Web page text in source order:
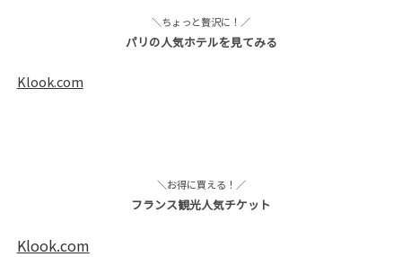
＼ちょっと贅沢に！／
パリの人気ホテルを見てみる
Klook.com
＼お得に買える！／
フランス観光人気チケット
Klook.com